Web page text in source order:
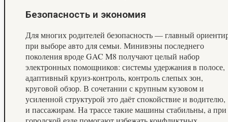
Безопасность и экономия
Для многих родителей безопасность — главный
при выборе авто для семьи. Минивэны последнего
поколения вроде GAC M8 получают целый набор
электронных помощников: системы удержания в полосе,
адаптивный круиз-контроль, контроль слепых зон,
круговой обзор. В сочетании с крупным кузовом и
усиленной структурой это даёт спокойствие и водителю,
и пассажирам. На трассе такие машины стабильны, а при